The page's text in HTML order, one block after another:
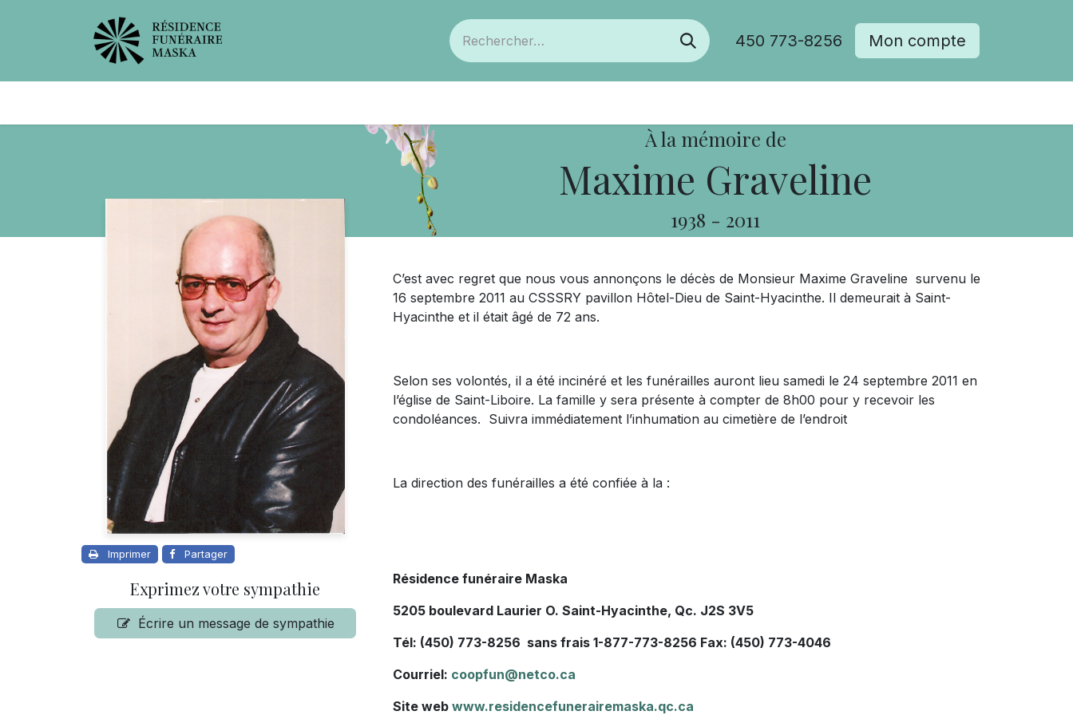
450 773-8256 Mon compte
À la mémoire de
Maxime Graveline
1938 - 2011
Imprimer Partager
Exprimez votre sympathie
Écrire un message de sympathie
C’est avec regret que nous vous annonçons le décès de Monsieur Maxime Graveline survenu le
16 septembre 2011 au CSSSRY pavillon Hôtel-Dieu de Saint-Hyacinthe. Il demeurait à Saint-
Hyacinthe et il était âgé de 72 ans.
Selon ses volontés, il a été incinéré et les funérailles auront lieu samedi le 24 septembre 2011 en
l’église de Saint-Liboire. La famille y sera présente à compter de 8h00 pour y recevoir les
condoléances. Suivra immédiatement l’inhumation au cimetière de l’endroit
La direction des funérailles a été confiée à la :
Résidence funéraire Maska
5205 boulevard Laurier O. Saint-Hyacinthe, Qc. J2S 3V5
Tél: (450) 773-8256 sans frais 1-877-773-8256 Fax: (450) 773-4046
Courriel: coopfun@netco.ca
Site web www.residencefunerairemaska.qc.ca